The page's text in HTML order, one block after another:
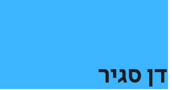
דן סגיר